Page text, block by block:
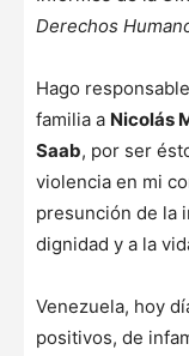
Derechos
Hago
familia a Nicolás
Saab, por ser
violencia en mi
presunción de la
dignidad y a la
Venezuela, hoy
positivos, de